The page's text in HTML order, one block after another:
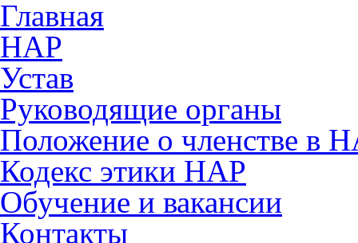
Главная
НАР
Устав
Руководящие органы
Положение о членстве в
Кодекс этики НАР
Обучение и вакансии
Контакты